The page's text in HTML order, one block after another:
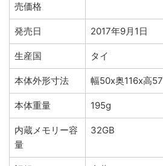
売価格
発売日 2017年9月1日
生産国 タイ
本体外形寸法 幅50x奥116x高
本体重量 195g
内蔵メモリー容
量
32GB